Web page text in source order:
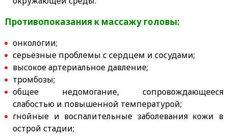
Противопоказания к массажу головы:
онкологии;
серьёзные проблемы с сердцем и сосудами;
высокое артериальное давление;
тромбозы;
общее недомогание, сопровождающееся
слабостью и повышенной температурой;
гнойные и воспалительные заболевания кожи в
острой стадии;